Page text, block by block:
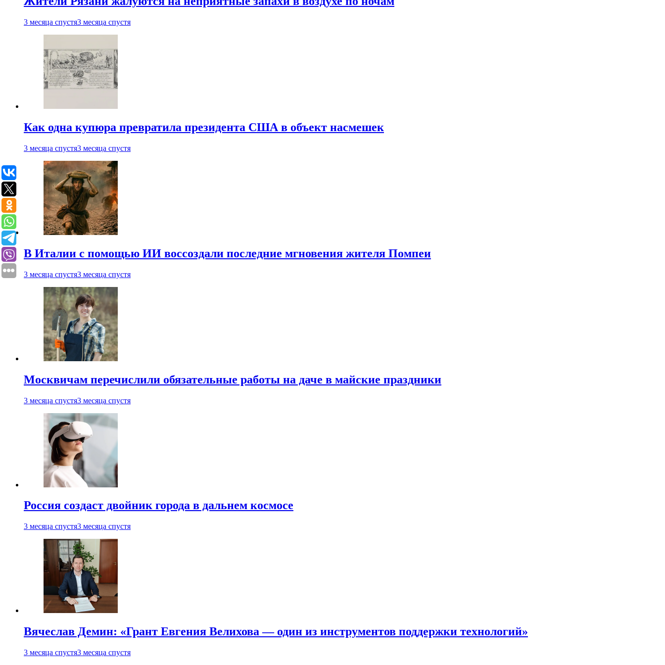
3 месяца спустя3 месяца спустя
Как одна купюра превратила президента США в объект насмешек
3 месяца спустя3 месяца спустя
В Италии с помощью ИИ воссоздали последние мгновения жителя Помпеи
3 месяца спустя3 месяца спустя
Москвичам перечислили обязательные работы на даче в майские праздники
3 месяца спустя3 месяца спустя
Россия создаст двойник города в дальнем космосе
3 месяца спустя3 месяца спустя
Вячеслав Демин: «Грант Евгения Велихова — один из инструментов поддержки технологий»
3 месяца спустя3 месяца спустя